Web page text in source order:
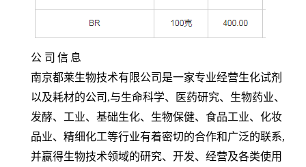
公 司 信 息
南京都莱生物技术有限公司是一家专业经营生化试剂
以及耗材的公司,与生命科学、医药研究、生物药业、
发酵、工业、基础生化、生物保健、食品工业、化妆
品业、精细化工等行业有着密切的合作和广泛的联系,
并赢得生物技术领域的研究、开发、经营及各类使用